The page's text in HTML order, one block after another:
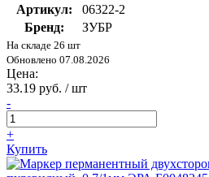
Артикул:
06322-2
Бренд:
ЗУБР
На складе 26 шт
Обновлено 07.08.2026
Цена:
33.19 руб. / шт
-
+
Купить